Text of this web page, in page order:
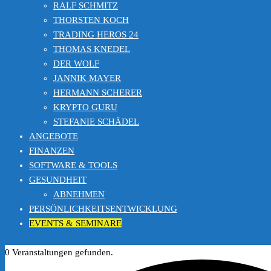
RALF SCHMITZ
THORSTEN KOCH
TRADING HEROS 24
THOMAS KNEDEL
DER WOLF
JANNIK MAYER
HERMANN SCHERER
KRYPTO GURU
STEFANIE SCHÄDEL
ANGEBOTE
FINANZEN
SOFTWARE & TOOLS
GESUNDHEIT
ABNEHMEN
PERSÖNLICHKEITSENTWICKLUNG
EVENTS & SEMINARE
0 Veranstaltungen gefunden.